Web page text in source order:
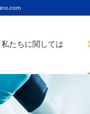
私たちに関しては